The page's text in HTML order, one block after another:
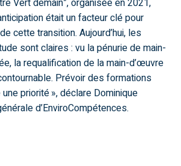
était un facteur clé pour
cette transition. Aujourd’hui, les
sont claires : vu la pénurie de main-
la requalification de la main-d’œuvre
Prévoir des formations
priorité », déclare Dominique
d’EnviroCompétences.